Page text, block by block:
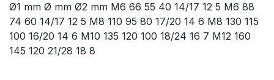
Ø1 mm Ø mm Ø2 mm M6 66 55 40 14/17 12 5 M6 88
74 60 14/17 12 5 M8 110 95 80 17/20 14 6 M8 130 115
100 16/20 14 6 M10 135 120 100 18/24 16 7 M12 160
145 120 21/28 18 8